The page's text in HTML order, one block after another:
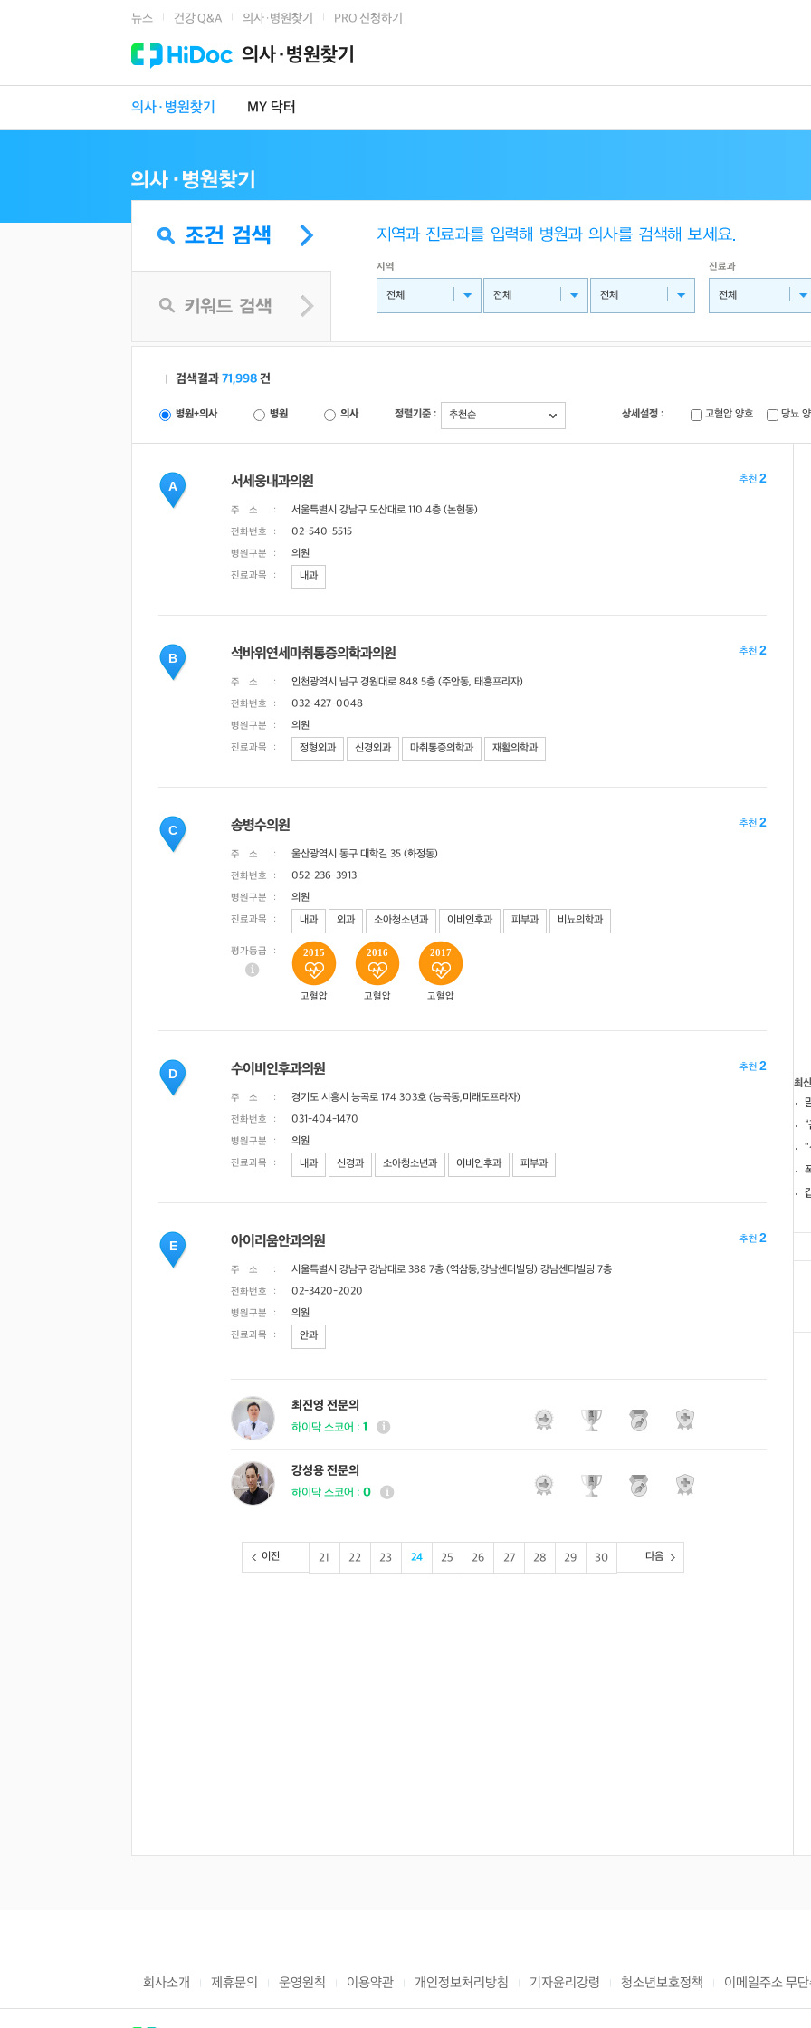
뉴스 건강 Q&A 의사·병원찾기 PRO 신청하기
의사·병원찾기
의사·병원찾기 MY 닥터
지역
전체 전체 전체
진료과
전체
검색결과71,998건
병원+의사 병원 의사 정렬기준 : 추천순 상세설정 : 고혈압 양호 당뇨
A 서세웅내과의원
주 소 : 서울특별시 강남구 도산대로 110 4층 (논현동)
전화번호 : 02-540-5515
병원구분 : 의원
진료과목 : 내과
추천 2
B 석바위연세마취통증의학과의원
주 소 : 인천광역시 남구 경원대로 848 5층 (주안동, 태흥프라자)
전화번호 : 032-427-0048
병원구분 : 의원
진료과목 : 정형외과 신경외과 마취통증의학과 재활의학과
추천 2
C 송병수의원
주 소 : 울산광역시 동구 대학길 35 (화정동)
전화번호 : 052-236-3913
병원구분 : 의원
진료과목 : 내과 외과 소아청소년과 이비인후과 피부과 비뇨의학과
평가등급 : 2015
고혈압
2016
고혈압
2017
고혈압
추천 2
D 수이비인후과의원
주 소 : 경기도 시흥시 능곡로 174 303호 (능곡동,미래도프라자)
전화번호 : 031-404-1470
병원구분 : 의원
진료과목 : 내과 신경과 소아청소년과 이비인후과 피부과
추천 2
E 아이리움안과의원
주 소 : 서울특별시 강남구 강남대로 388 7층 (역삼동,강남센터빌딩) 강남센타빌딩 7층
전화번호 : 02-3420-2020
병원구분 : 의원
진료과목 : 안과
최진영 전문의
하이닥 스코어 : 1
강성용 전문의
하이닥 스코어 : 0
추천 2
이전 21 22 23 24 25 26 27 28 29 30 다음
최
"
회사소개 제휴문의 운영원칙 이용약관 개인정보처리방침 기자윤리강령 청소년보호정책 이메일주소 무